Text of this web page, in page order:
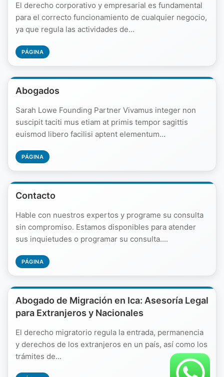
El derecho corporativo y empresarial es fundamental
para el correcto funcionamiento de cualquier negocio,
ya que regula las actividades de...
PÁGINA
Abogados
Sarah Lowe Founding Partner Vivamus integer non
suscipit taciti mus etiam at primis tempor sagittis
euismod libero facilisi aptent elementum...
PÁGINA
Contacto
Hable con nuestros expertos y programe su consulta
sin compromiso. Estamos disponibles para atender
sus inquietudes o programar su consulta....
PÁGINA
Abogado de Migración en Ica: Asesoría Legal
para Extranjeros y Nacionales
El derecho migratorio regula la entrada, permanencia
y derechos de los extranjeros en un país, así como los
trámites de...